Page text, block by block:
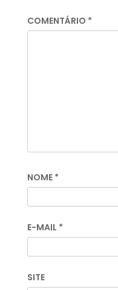
COMENTÁRIO *
NOME *
E-MAIL *
SITE